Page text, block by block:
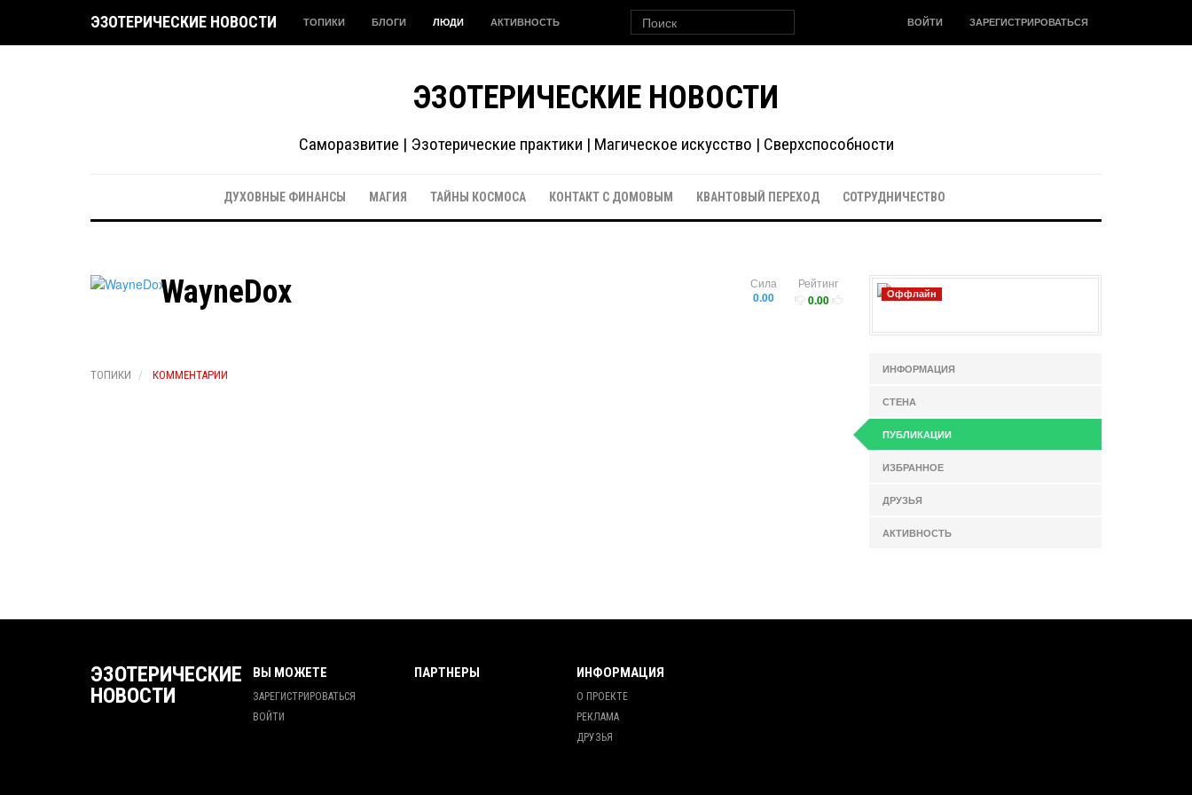
ЭЗОТЕРИЧЕСКИЕ НОВОСТИ ТОПИКИ БЛОГИ ЛЮДИ АКТИВНОСТЬ ВОЙТИ ЗАРЕГИСТРИРОВАТЬСЯ
ЭЗОТЕРИЧЕСКИЕ НОВОСТИ
Саморазвитие | Эзотерические практики | Магическое искусство | Сверхспособности
ДУХОВНЫЕ ФИНАНСЫ МАГИЯ ТАЙНЫ КОСМОСА КОНТАКТ С ДОМОВЫМ КВАНТОВЫЙ ПЕРЕХОД СОТРУДНИЧЕСТВО
Рейтинг
0.00
Сила
0.00
WayneDox
ТОПИКИ КОММЕНТАРИИ
Оффлайн
ИНФОРМАЦИЯ
СТЕНА
ПУБЛИКАЦИИ
ИЗБРАННОЕ
ДРУЗЬЯ
АКТИВНОСТЬ
ЭЗОТЕРИЧЕСКИЕ
НОВОСТИ
ВЫ МОЖЕТЕ
ЗАРЕГИСТРИРОВАТЬСЯ
ВОЙТИ
ПАРТНЕРЫ ИНФОРМАЦИЯ
О ПРОЕКТЕ
РЕКЛАМА
ДРУЗЬЯ